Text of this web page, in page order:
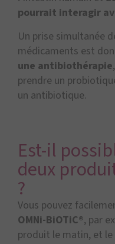
pourrait interagir
Un prise simultanée
médicaments est
une antibiothérapie
prendre un
un antibiotique.
Est-il
deux
?
Vous pouvez
OMNi-BiOTiC®, par
produit le matin, et le